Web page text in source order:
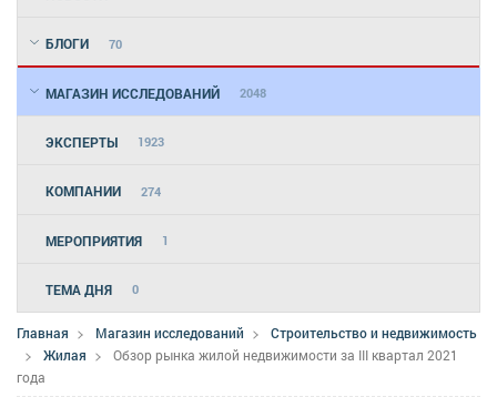
БЛОГИ 70
МАГАЗИН ИССЛЕДОВАНИЙ 2048
ЭКСПЕРТЫ 1923
КОМПАНИИ 274
МЕРОПРИЯТИЯ 1
ТЕМА ДНЯ 0
Главная Магазин исследований
Строительство и недвижимость
Жилая
Обзор рынка жилой недвижимости за III квартал 2021
года